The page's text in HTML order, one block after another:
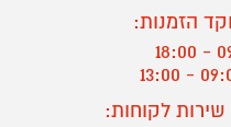
הזמנות:
09:00 -
לקוחות: